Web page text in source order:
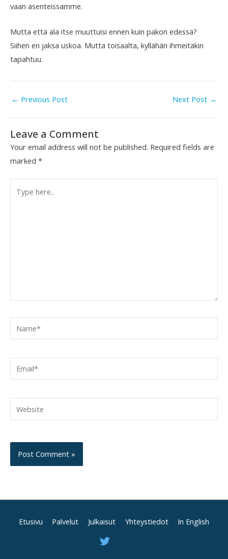
vaan asenteissamme.
Mutta että ala itse muuttuisi ennen kuin pakon edessä?
Siihen en jaksa uskoa. Mutta toisaalta, kyllähän ihmeitäkin
tapahtuu.
← Previous Post Next Post →
Leave a Comment
Your email address will not be published. Required fields are
marked *
here..
Etusivu Palvelut Julkaisut Yhteystiedot In English